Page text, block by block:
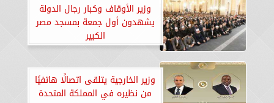
وزير الأوقاف وكبار رجال الدولة
يشهدون أول جمعة بمسجد مصر
الكبير
وزير الخارجية يتلقى اتصالًا هاتفيًا
من نظيره في المملكة المتحدة